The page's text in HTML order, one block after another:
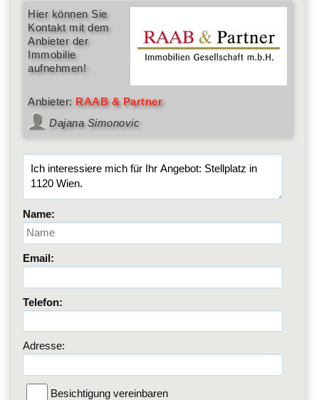
Hier können Sie
Kontakt mit dem
Anbieter der
Immobilie
aufnehmen!
Anbieter: RAAB & Partner
Dajana Simonovic
Name:
Email:
Telefon:
Adresse:
Besichtigung vereinbaren